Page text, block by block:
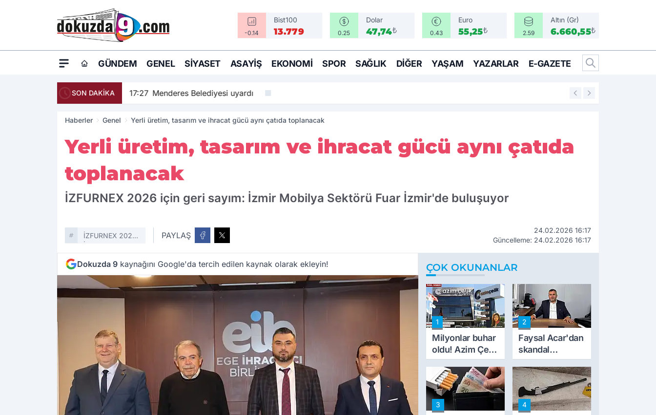
-0.14
Bist100
13.779 0.25
Dolar
47,74₺ 0.43
Euro
55,25₺ 2.59
Altın (Gr)
6.660,55₺
GÜNDEM GENEL SIYASET ASAYIŞ EKONOMI SPOR SAĞLIK DIĞER YAŞAM YAZARLAR E-GAZETE
SON DAKİKA 17:27 Menderes Belediyesi uyardı 17:17 Türkiye, Suudi
Haberler Genel Yerli üretim, tasarım ve ihracat gücü aynı çatıda toplanacak
Yerli üretim, tasarım ve ihracat gücü aynı çatıda
toplanacak
İZFURNEX 2026 için geri sayım: İzmir Mobilya Sektörü Fuar İzmir'de buluşuyor
İZFURNEX 2026
PAYLAŞ
24.02.2026 16:17
Güncelleme: 24.02.2026 16:17
Dokuzda 9 kaynağını Google'da tercih edilen kaynak olarak ekleyin! ÇOK OKUNANLAR
1
Milyonlar buhar
oldu! Azim Çelik
inşaat mağduru
ilk kez konuştu
2
Faysal Acar'dan
skandal
açıklamalar:
'Haluk Levent
peynircilerimizi
de kıskaca aldı,
müdahale ettik'
3 4